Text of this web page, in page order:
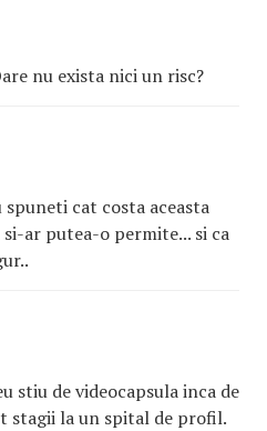
nu exista nici un risc?
cat costa aceasta
ar putea-o permite... si ca
stiu de videocapsula inca de
stagii la un spital de profil.